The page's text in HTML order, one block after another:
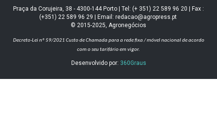
Praça da Corujeira, 38 - 4300-144 Porto | Tel: (+ 351) 22 589 96 20 | Fax :
(+351) 22 589 96 29 | Email: redacao@agropress.pt
© 2015-2025, Agronegócios
Decreto-Lei nº 59/2021 Custo de Chamada para a rede fixa / móvel nacional de acordo
com o seu tarifário em vigor.
Desenvolvido por: 360Graus